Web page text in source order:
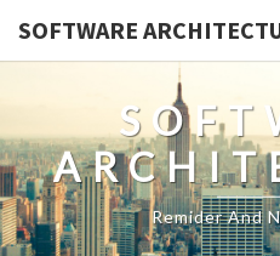
SOFTWARE
Remider And